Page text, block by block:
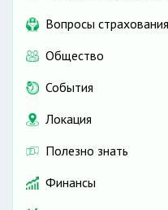
Вопросы страхования
Общество
События
Локация
Полезно знать
Финансы